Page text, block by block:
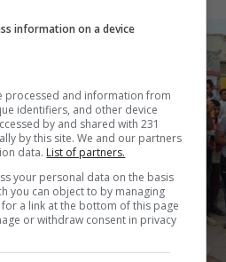
information on a device
processed and information from
identifiers, and other device
by and shared with 231
by this site. We and our partners
data. List of partners.
your personal data on the basis
you can object to by managing
a link at the bottom of this page
or withdraw consent in privacy